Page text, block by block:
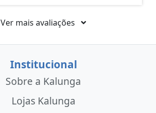
Ver mais avaliações
Institucional
Sobre a Kalunga
Lojas Kalunga